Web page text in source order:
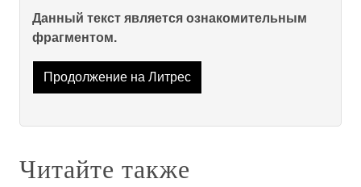
Данный текст является ознакомительным
фрагментом.
Продолжение на Литрес
Читайте также